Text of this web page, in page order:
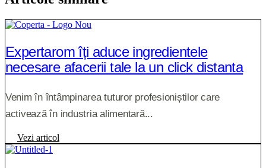
Expertarom îți aduce ingredientele
necesare afacerii tale la un click distanta
Venim în întâmpinarea tuturor profesioniștilor care
activează în industria alimentară...
Vezi articol